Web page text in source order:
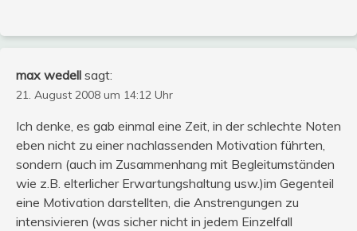
max wedell sagt:
21. August 2008 um 14:12 Uhr
Ich denke, es gab einmal eine Zeit, in der schlechte Noten
eben nicht zu einer nachlassenden Motivation führten,
sondern (auch im Zusammenhang mit Begleitumständen
wie z.B. elterlicher Erwartungshaltung usw.)im Gegenteil
eine Motivation darstellten, die Anstrengungen zu
intensivieren (was sicher nicht in jedem Einzelfall